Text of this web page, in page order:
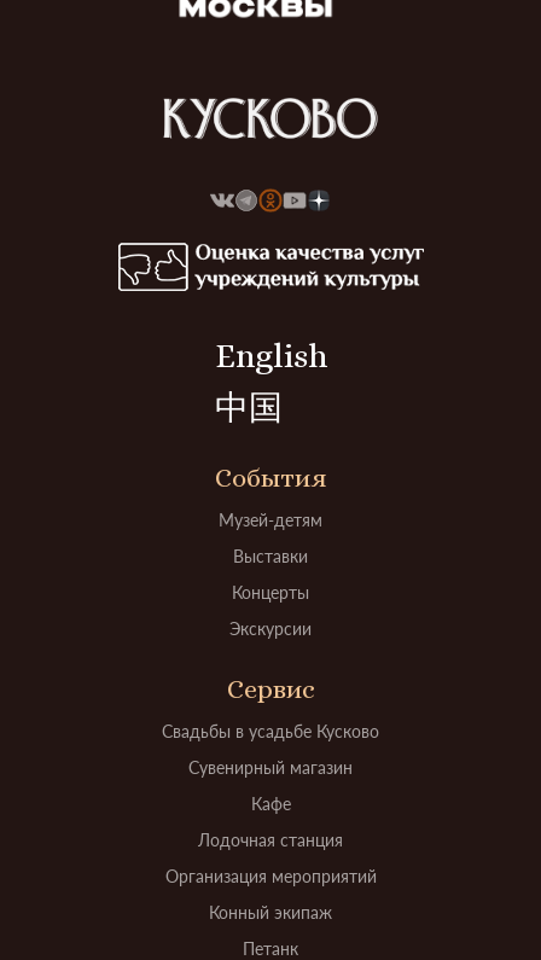
English
中国
События
Музей-детям
Выставки
Концерты
Экскурсии
Сервис
Свадьбы в усадьбе Кусково
Сувенирный магазин
Кафе
Лодочная станция
Организация мероприятий
Конный экипаж
Петанк